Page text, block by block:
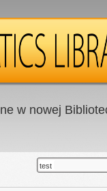
w nowej
test